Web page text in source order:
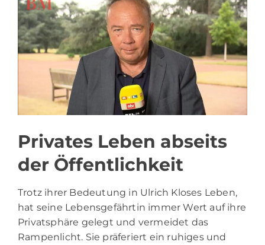
Privates Leben abseits
der Öffentlichkeit
Trotz ihrer Bedeutung in Ulrich Kloses Leben,
hat seine Lebensgefährtin immer Wert auf ihre
Privatsphäre gelegt und vermeidet das
Rampenlicht. Sie präferiert ein ruhiges und